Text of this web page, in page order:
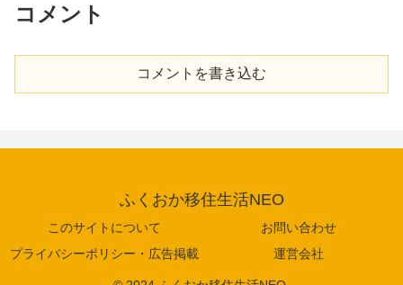
コメント
コメントを書き込む
ふくおか移住生活NEO
このサイトについて
お問い合わせ
プライバシーポリシー・広告掲載
運営会社